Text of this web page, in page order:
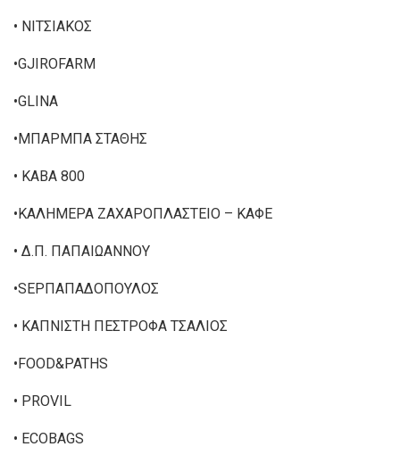
• ΝΙΤΣΙΑΚΟΣ
•GJIROFARM
•GLINA
•ΜΠΑΡΜΠΑ ΣΤΑΘΗΣ
• ΚΑΒΑ 800
•ΚΑΛΗΜΕΡΑ ΖΑΧΑΡΟΠΛΑΣΤΕΙΟ – ΚΑΦΕ
• Δ.Π. ΠΑΠΑΙΩΑΝΝΟΥ
•SEPΠΑΠΑΔΟΠΟΥΛΟΣ
• ΚΑΠΝΙΣΤΗ ΠΕΣΤΡΟΦΑ ΤΣΑΛΙΟΣ
•FOOD&PATHS
• PROVIL
• ECOBAGS